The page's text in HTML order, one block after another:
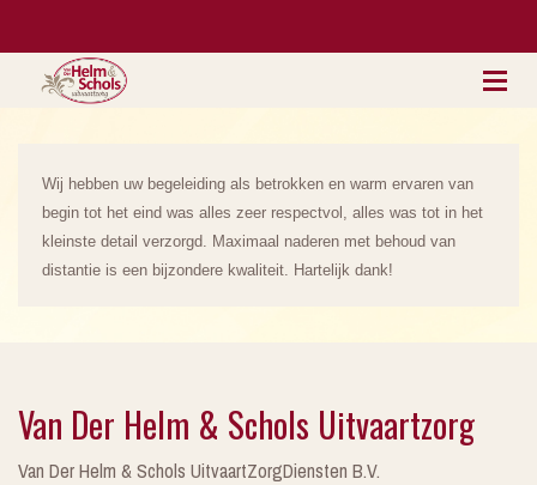
Wij hebben uw begeleiding als betrokken en warm ervaren van
begin tot het eind was alles zeer respectvol, alles was tot in het
kleinste detail verzorgd. Maximaal naderen met behoud van
distantie is een bijzondere kwaliteit. Hartelijk dank!
Van Der Helm & Schols Uitvaartzorg
Van Der Helm & Schols UitvaartZorgDiensten B.V.